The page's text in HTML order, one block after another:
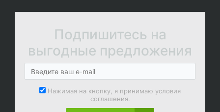
Подпишитесь на
выгодные предложения
Нажимая на кнопку, я принимаю условия
соглашения.